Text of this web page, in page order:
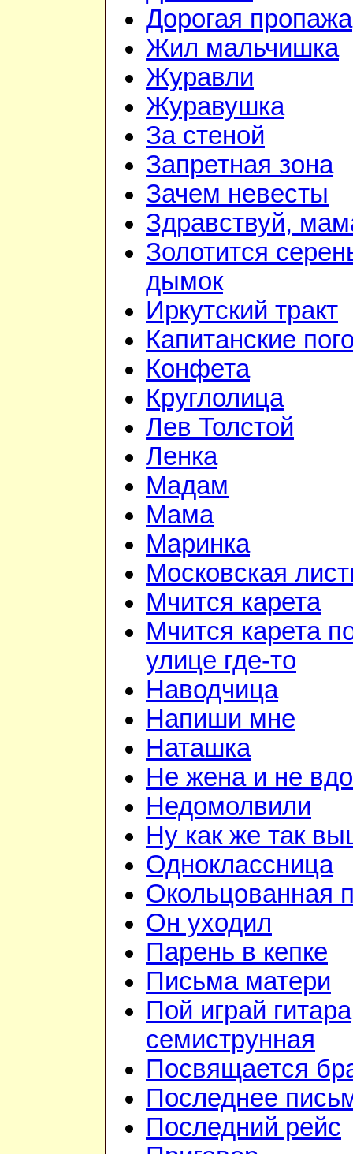
Дорогая пропажа
Жил мальчишка
Журавли
Журавушка
За стеной
Запретная зона
Зачем невесты
Здравствуй,
Золотится
дымок
Иркутский тракт
Капитанские
Конфета
Круглолица
Лев Толстой
Ленка
Мадам
Мама
Маринка
Московская
Мчится карета
Мчится карета
улице где-то
Наводчица
Напиши мне
Наташка
Не жена и не
Недомолвили
Ну как же так
Одноклассница
Окольцованная
Он уходил
Парень в кепке
Письма матери
Пой играй гитара
семиструнная
Посвящается
Последнее
Последний рейс